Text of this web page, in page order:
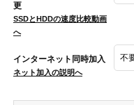
更
SSDとHDDの速度比較動画
へ
インターネット同時加入
ネット加入の説明へ